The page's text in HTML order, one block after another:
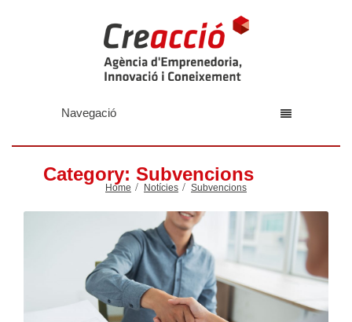
Navegació
Category: Subvencions
Home Notícies Subvencions